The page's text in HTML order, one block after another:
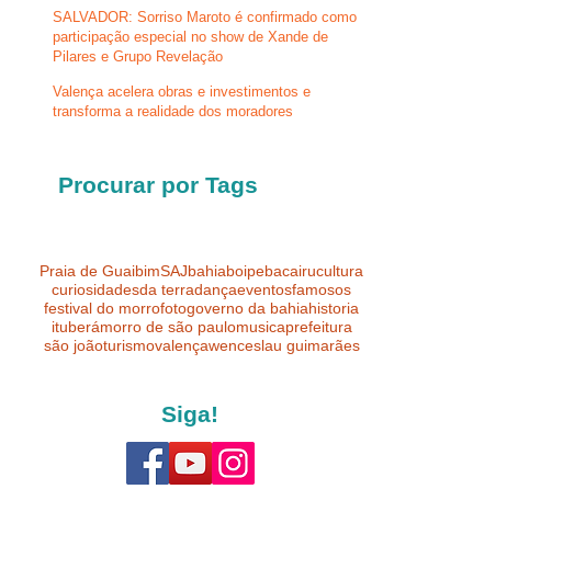
SALVADOR: Sorriso Maroto é confirmado como
participação especial no show de Xande de
Pilares e Grupo Revelação
Valença acelera obras e investimentos e
transforma a realidade dos moradores
Procurar por Tags
Praia de GuaibimSAJbahiaboipebacairucultura
curiosidadesda terradançaeventosfamosos
festival do morrofotogoverno da bahiahistoria
ituberámorro de são paulomusicaprefeitura
são joãoturismovalençawenceslau guimarães
Siga!